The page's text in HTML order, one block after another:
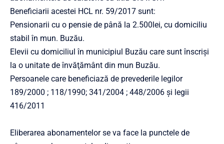
Beneficiarii acestei HCL nr. 59/2017 sunt:
Pensionarii cu o pensie de până la 2.500lei, cu domiciliu
stabil în mun. Buzău.
Elevii cu domiciliul în municipiul Buzău care sunt înscrişi
la o unitate de învăţământ din mun Buzău.
Persoanele care beneficiază de prevederile legilor
189/2000 ; 118/1990; 341/2004 ; 448/2006 şi legii
416/2011
Eliberarea abonamentelor se va face la punctele de